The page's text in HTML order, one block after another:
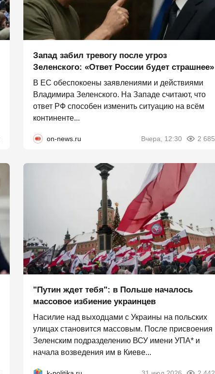
Запад забил тревогу после угроз
Зеленского: «Ответ России будет страшнее»
В ЕС обеспокоены заявлениями и действиями
Владимира Зеленского. На Западе считают, что
ответ РФ способен изменить ситуацию на всём
континенте...
on-news.ru Вчера, 12:30 2 685
"Путин ждет тебя": в Польше началось
массовое избиение украинцев
Насилие над выходцами с Украины на польских
улицах становится массовым. После присвоения
Зеленским подразделению ВСУ имени УПА* и
начала возведения им в Киеве...